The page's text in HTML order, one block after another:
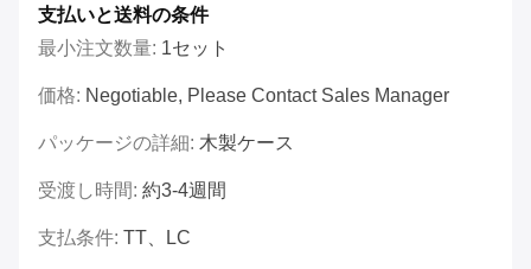
支払いと送料の条件
最小注文数量: 1セット
価格: Negotiable, Please Contact Sales Manager
パッケージの詳細: 木製ケース
受渡し時間: 約3-4週間
支払条件: TT、LC